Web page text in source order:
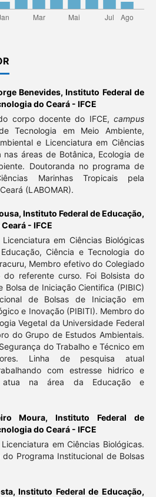
Benevides,Instituto Federal de
do Ceará - IFCE
corpo docente do IFCE,campus
Tecnologia em Meio Ambiente,
e Licenciatura em Ciências
nas áreas de Botânica, Ecologia de
Doutoranda no programa de
Marinhas Tropicais pela
(LABOMAR).
Instituto Federal de Educação,
- IFCE
em Ciências Biológicas
Ciência e Tecnologia do
Membro efetivo do Colegiado
referente curso. Foi Bolsista do
Bolsa de Iniciação Cientifica (PIBIC)
de Bolsas de Iniciação em
e Inovação (PIBITI). Membro do
Vegetal da Universidade Federal
do Grupo de Estudos Ambientais.
do Trabalho e Técnico em
Linha de pesquisa atual
com estresse hidrico e
atua na área da Educação e
Moura,Instituto Federal de
do Ceará - IFCE
em Ciências Biológicas.
Programa Institucional de Bolsas
Instituto Federal de Educação,